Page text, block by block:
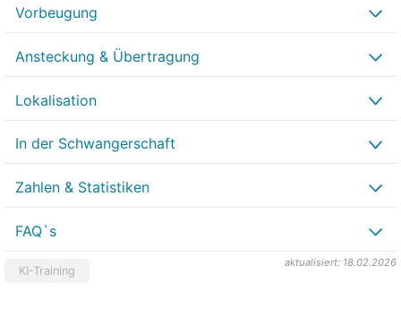
Vorbeugung
Ansteckung & Übertragung
Lokalisation
In der Schwangerschaft
Zahlen & Statistiken
FAQ`s
aktualisiert: 18.02.2026
KI-Training